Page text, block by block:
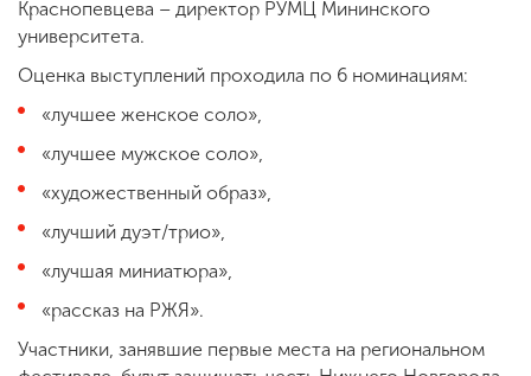
Краснопевцева – директор РУМЦ Мининского
университета.
Оценка выступлений проходила по 6 номинациям:
«лучшее женское соло»,
«лучшее мужское соло»,
«художественный образ»,
«лучший дуэт/трио»,
«лучшая миниатюра»,
«рассказ на РЖЯ».
Участники, занявшие первые места на региональном